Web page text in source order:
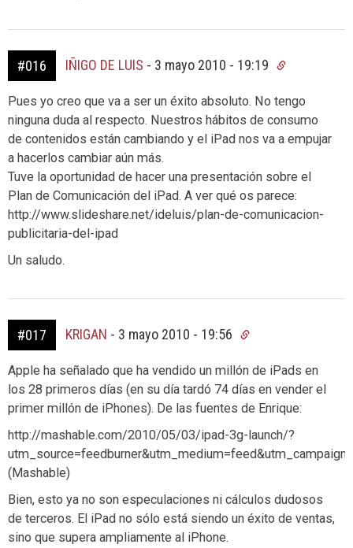
#016 IÑIGO DE LUIS - 3 mayo 2010 - 19:19
Pues yo creo que va a ser un éxito absoluto. No tengo
ninguna duda al respecto. Nuestros hábitos de consumo
de contenidos están cambiando y el iPad nos va a empujar
a hacerlos cambiar aún más.
Tuve la oportunidad de hacer una presentación sobre el
Plan de Comunicación del iPad. A ver qué os parece:
http://www.slideshare.net/ideluis/plan-de-comunicacion-
publicitaria-del-ipad
Un saludo.
#017 KRIGAN - 3 mayo 2010 - 19:56
Apple ha señalado que ha vendido un millón de iPads en
los 28 primeros días (en su día tardó 74 días en vender el
primer millón de iPhones). De las fuentes de Enrique:
http://mashable.com/2010/05/03/ipad-3g-launch/?
(Mashable)
Bien, esto ya no son especulaciones ni cálculos dudosos
de terceros. El iPad no sólo está siendo un éxito de ventas,
sino que supera ampliamente al iPhone.